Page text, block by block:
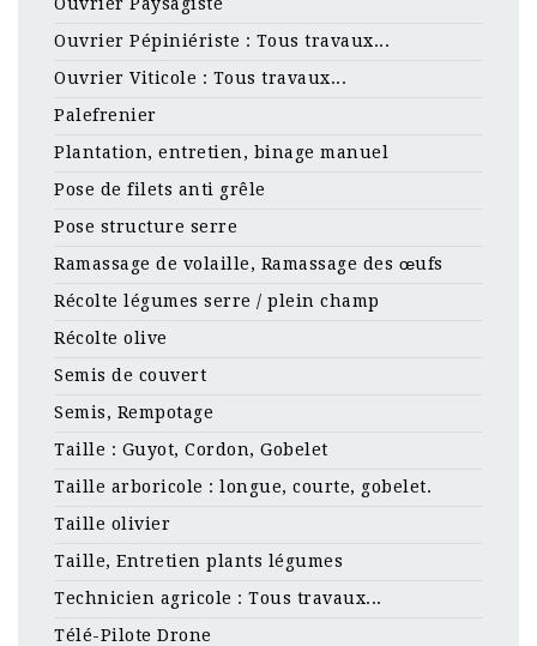
Ouvrier Pépiniériste : Tous travaux...
Ouvrier Viticole : Tous travaux...
Palefrenier
Plantation, entretien, binage manuel
Pose de filets anti grêle
Pose structure serre
Ramassage de volaille, Ramassage des œufs
Récolte légumes serre / plein champ
Récolte olive
Semis de couvert
Semis, Rempotage
Taille : Guyot, Cordon, Gobelet
Taille arboricole : longue, courte, gobelet.
Taille olivier
Taille, Entretien plants légumes
Technicien agricole : Tous travaux...
Télé-Pilote Drone